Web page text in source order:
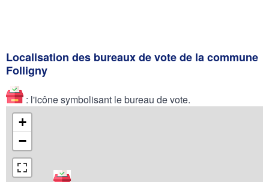
Localisation des bureaux de vote de la commune
Folligny
: l'icône symbolisant le bureau de vote.
+
−